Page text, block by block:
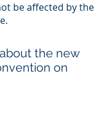
be affected by the
the new
on